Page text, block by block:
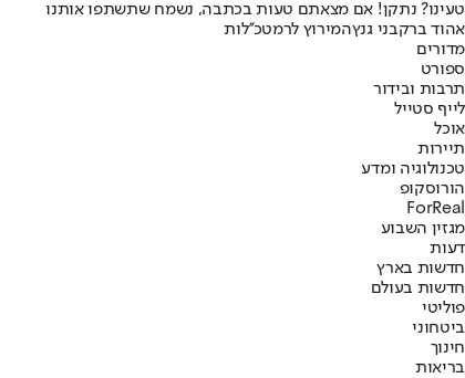
טעינו? נתקן! אם מצאתם טעות בכתבה, נשמח שתשתפו אותנו
אהוד ברקבני גנץהמירוץ לרמטכ''לות
מדורים
ספורט
תרבות ובידור
לייף סטייל
אוכל
תיירות
טכנולוגיה ומדע
הורוסקופ
ForReal
מגזין השבוע
דעות
חדשות בארץ
חדשות בעולם
פוליטי
ביטחוני
חינוך
בריאות